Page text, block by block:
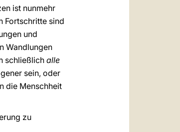
ist nunmehr
Fortschritte sind
und
Wandlungen
schließlich alle
sein, oder
die Menschheit
zu